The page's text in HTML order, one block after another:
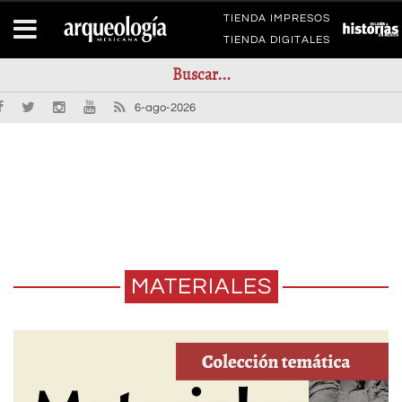
TIENDA IMPRESOS
TIENDA DIGITALES
6-ago-2026
MATERIALES